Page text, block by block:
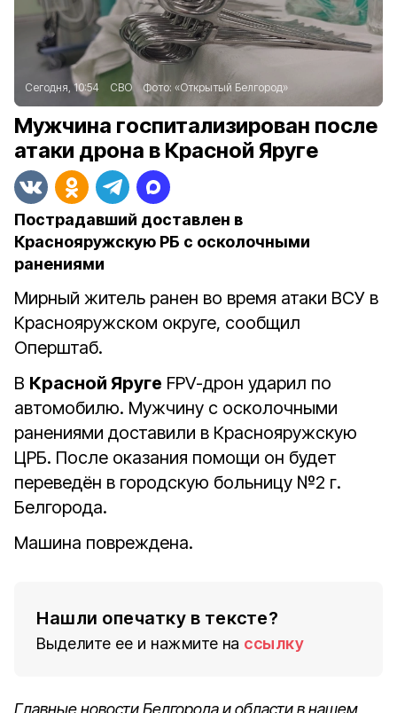
Сегодня, 10:54 СВО Фото: «Открытый Белгород»
Мужчина госпитализирован после
атаки дрона в Красной Яруге
Пострадавший доставлен в
Краснояружскую РБ с осколочными
ранениями
Мирный житель ранен во время атаки ВСУ в
Краснояружском округе, сообщил
Оперштаб.
В Красной Яруге FPV-дрон ударил по
автомобилю. Мужчину с осколочными
ранениями доставили в Краснояружскую
ЦРБ. После оказания помощи он будет
переведён в городскую больницу №2 г.
Белгорода.
Машина повреждена.
Нашли опечатку в тексте?
Выделите ее и нажмите на ссылку
Главные новости Белгорода и области в нашем